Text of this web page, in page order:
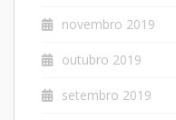
novembro 2019
outubro 2019
setembro 2019